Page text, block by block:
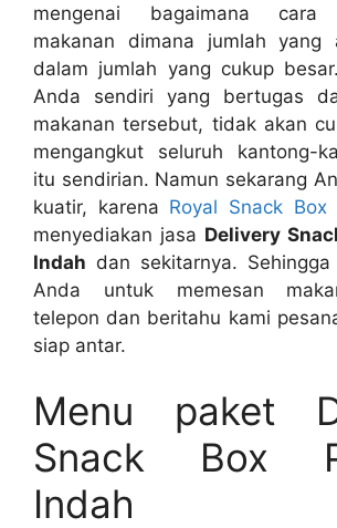
mengenai bagaimana cara
makanan dimana jumlah yang
dalam jumlah yang cukup
Anda sendiri yang bertugas
makanan tersebut, tidak akan
mengangkut seluruh kantong-
itu sendirian. Namun sekarang
kuatir, karena Royal Snack Box
menyediakan jasa Delivery
Indah dan sekitarnya. Sehingga
Anda untuk memesan
telepon dan beritahu kami
siap antar.
Menu paket
Snack Box
Indah